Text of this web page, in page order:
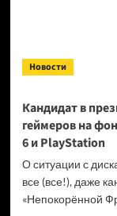
Новости
Кандидат в
геймеров на
6 и PlayStation
О ситуации с
все (все!), даже
«Непокорённой